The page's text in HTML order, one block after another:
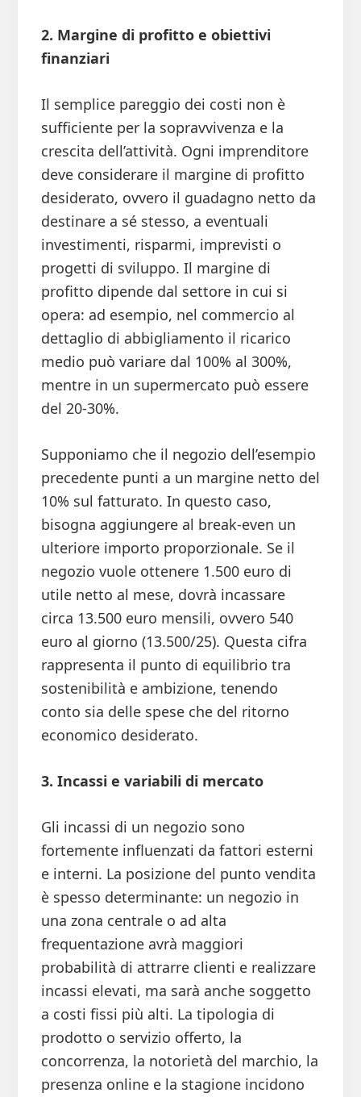
2. Margine di profitto e obiettivi
finanziari
Il semplice pareggio dei costi non è
sufficiente per la sopravvivenza e la
crescita dell’attività. Ogni imprenditore
deve considerare il margine di profitto
desiderato, ovvero il guadagno netto da
destinare a sé stesso, a eventuali
investimenti, risparmi, imprevisti o
progetti di sviluppo. Il margine di
profitto dipende dal settore in cui si
opera: ad esempio, nel commercio al
dettaglio di abbigliamento il ricarico
medio può variare dal 100% al 300%,
mentre in un supermercato può essere
del 20-30%.
Supponiamo che il negozio dell’esempio
precedente punti a un margine netto del
10% sul fatturato. In questo caso,
bisogna aggiungere al break-even un
ulteriore importo proporzionale. Se il
negozio vuole ottenere 1.500 euro di
utile netto al mese, dovrà incassare
circa 13.500 euro mensili, ovvero 540
euro al giorno (13.500/25). Questa cifra
rappresenta il punto di equilibrio tra
sostenibilità e ambizione, tenendo
conto sia delle spese che del ritorno
economico desiderato.
3. Incassi e variabili di mercato
Gli incassi di un negozio sono
fortemente influenzati da fattori esterni
e interni. La posizione del punto vendita
è spesso determinante: un negozio in
una zona centrale o ad alta
frequentazione avrà maggiori
probabilità di attrarre clienti e realizzare
incassi elevati, ma sarà anche soggetto
a costi fissi più alti. La tipologia di
prodotto o servizio offerto, la
concorrenza, la notorietà del marchio, la
presenza online e la stagione incidono